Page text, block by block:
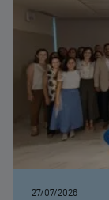
27/07/2026